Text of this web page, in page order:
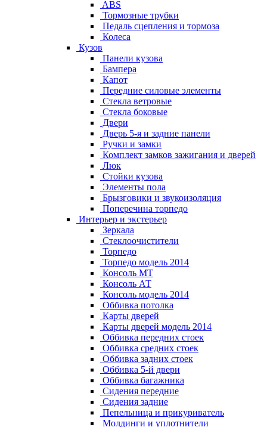
ABS
Тормозные трубки
Педаль сцепления и тормоза
Колеса
Кузов
Панели кузова
Бампера
Капот
Передние силовые элементы
Стекла ветровые
Стекла боковые
Двери
Дверь 5-я и задние панели
Ручки и замки
Комплект замков зажигания и дверей
Люк
Стойки кузова
Элементы пола
Брызговики и звукоизоляция
Поперечина торпедо
Интерьер и экстерьер
Зеркала
Стеклоочистители
Торпедо
Торпедо модель 2014
Консоль МТ
Консоль АТ
Консоль модель 2014
Оббивка потолка
Карты дверей
Карты дверей модель 2014
Оббивка передних стоек
Оббивка средних стоек
Оббивка задних стоек
Оббивка 5-й двери
Оббивка багажника
Сидения передние
Сидения задние
Пепельница и прикуриватель
Молдинги и уплотнители